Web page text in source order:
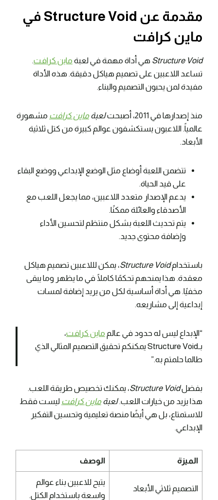
مقدمة عن Structure Void في
ماين كرافت
Structure Void هي أداة مهمة في لعبة ماين كرافت.
تساعد اللاعبين على تصميم هياكل دقيقة. هذه الأداة
مفيدة لمن يحبون التصميم والبناء.
منذ إصدارها في 2011، أصبحت لعبةماين كرافت مشهورة
عالمياً. اللاعبون يستكشفون عوالم كبيرة من كتل ثلاثية
الأبعاد.
تتضمن اللعبة أوضاع مثل الوضع الإبداعي ووضع البقاء
على قيد الحياة.
يدعم الإصدار متعدد اللاعبين، مما يجعل اللعب مع
الأصدقاء والعائلة ممكنًا.
يتم تحديث اللعبة بشكل منتظم لتحسين الأداء
وإضافة محتوى جديد.
باستخدامStructure Void، يمكن لللاعبين تصميم هياكل
معقدة. هذا يمنحهم تحكمًا كاملًا في ما يظهر وما يبقى
مخفيًا. هي أداة أساسية لكل من يريد إضافة لمسات
إبداعية إلى مشاريعه.
“الإبداع ليس له حدود في عالم ماين كرافت،
بـStructure Void يمكنكم تحقيق التصميم المثالي الذي
طالما حلمتم به.”
بفضلStructure Void، يمكنك تخصيص طريقة اللعب.
هذا يزيد من خيارات اللعب.لعبةماين كرافت ليست فقط
للاستمتاع، بل هي أيضًا منصة تعليمية وتحسين التفكير
الإبداعي.
الميزة الوصف
التصميم ثلاثي الأبعاد
يتيح للاعبين بناء عوالم
واسعة باستخدام الكتل.